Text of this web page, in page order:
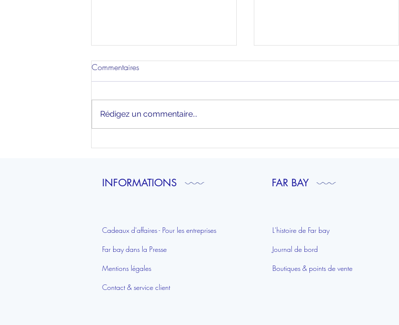
La superbe affiche du Mont
Mackenzie Home
Chouette interview par Ouest-
Commentaires
Rédigez un commentaire...
INFORMATIONS
Cadeaux d'affaires - Pour les entreprises
Far bay dans la Presse
Mentions légales
Contact & service client
FAR BAY
L'histoire de Far bay
Journal de bord
Boutiques & points de vente